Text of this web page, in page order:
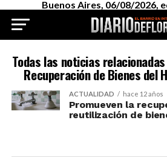
Buenos Aires, 06/08/2026,
Todas las noticias
Recuperación de Bienes del
ACTUALIDAD hace 12 años
Promueven la
reutilización de